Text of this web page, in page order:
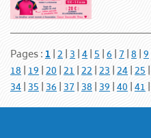
Pages :1|2|3|4|5|6|7|8|9
18|19|20|21|22|23|24|25|
34|35|36|37|38|39|40|41|